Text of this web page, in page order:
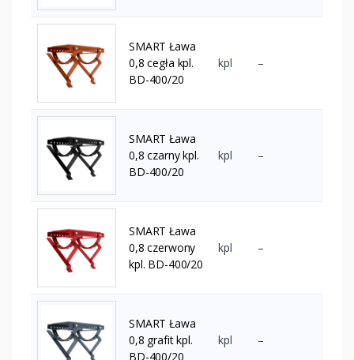
SMART Ława
0,8 cegła kpl.
BD-400/20
kpl –
SMART Ława
0,8 czarny kpl.
BD-400/20
kpl –
SMART Ława
0,8 czerwony
kpl. BD-400/20
kpl –
SMART Ława
0,8 grafit kpl.
BD-400/20
kpl –